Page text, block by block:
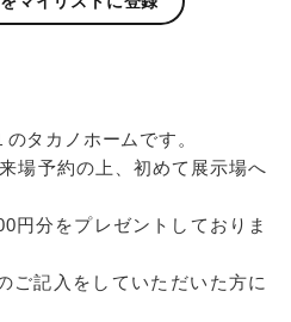
タカノホームです。
場予約の上、初めて展示場へ
円分をプレゼントしておりま
ご記入をしていただいた方に